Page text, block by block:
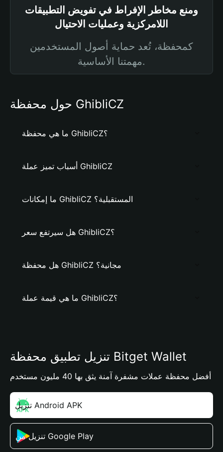
ومنع مخاطر الإفراط في تفويض التطبيقات
اللامركزية وعمليات الاحتيال
كمحفظة، تُعد حماية أصول المستخدمين
مهمتنا الأساسية.
حول محفظة GhibliCZ
ما هي محفظة GhibliCZ؟
أسباب تميز عملة GhibliCZ
ما إمكانات GhibliCZ المستقبلية؟
هل سيرتفع سعر GhibliCZ؟
هل محفظة GhibliCZ مجانية؟
ما هي قيمة عملة GhibliCZ؟
تنزيل تطبيق محفظة Bitget Wallet
أفضل محفظة عملات مشفرة آمنة يثق بها 40 مليون مستخدم
تنزيل Android APK
تنزيل من Google Play